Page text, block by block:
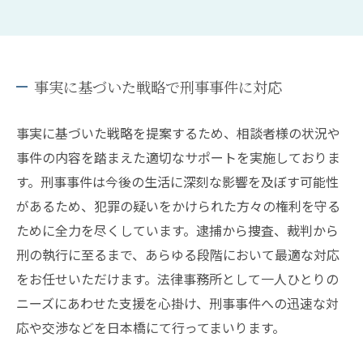
事実に基づいた戦略で刑事事件に対応
事実に基づいた戦略を提案するため、相談者様の状況や
事件の内容を踏まえた適切なサポートを実施しておりま
す。刑事事件は今後の生活に深刻な影響を及ぼす可能性
があるため、犯罪の疑いをかけられた方々の権利を守る
ために全力を尽くしています。逮捕から捜査、裁判から
刑の執行に至るまで、あらゆる段階において最適な対応
をお任せいただけます。法律事務所として一人ひとりの
ニーズにあわせた支援を心掛け、刑事事件への迅速な対
応や交渉などを日本橋にて行ってまいります。